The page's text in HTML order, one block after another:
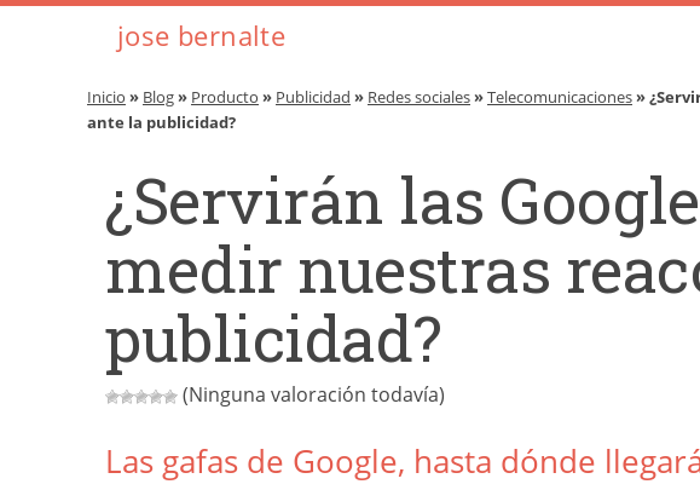
jose bernalte
Inicio » Blog» Producto » Publicidad » Redes sociales»Telecomunicaciones»
ante la publicidad?
¿Servirán las
medir nuestras
publicidad?
(Ninguna valoración todavía)
Las gafas de Google, hasta dónde